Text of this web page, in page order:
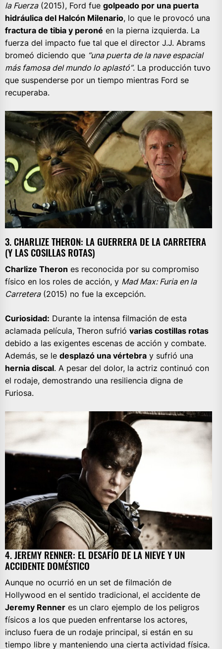
la Fuerza(2015), Ford fue golpeado por una puerta
hidráulica del Halcón Milenario, lo que le provocó una
fractura de tibia y peroné en la pierna izquierda. La
fuerza del impacto fue tal que el director J.J. Abrams
bromeó diciendo que “una puerta de la nave espacial
más famosa del mundo lo aplastó”. La producción tuvo
que suspenderse por un tiempo mientras Ford se
recuperaba.
3. CHARLIZE THERON: LA GUERRERA DE LA CARRETERA
(Y LAS COSILLAS ROTAS)
Charlize Theron es reconocida por su compromiso
físico en los roles de acción, y Mad Max: Furia en la
Carretera(2015) no fue la excepción.
Curiosidad: Durante la intensa filmación de esta
aclamada película, Theron sufrió varias costillas rotas
debido a las exigentes escenas de acción y combate.
Además, se le desplazó una vértebra y sufrió una
hernia discal. A pesar del dolor, la actriz continuó con
el rodaje, demostrando una resiliencia digna de
Furiosa.
4. JEREMY RENNER: EL DESAFÍO DE LA NIEVE Y UN
ACCIDENTE DOMÉSTICO
Aunque no ocurrió en un set de filmación de
Hollywood en el sentido tradicional, el accidente de
Jeremy Renner es un claro ejemplo de los peligros
físicos a los que pueden enfrentarse los actores,
incluso fuera de un rodaje principal, si están en su
tiempo libre y manteniendo una cierta actividad física.